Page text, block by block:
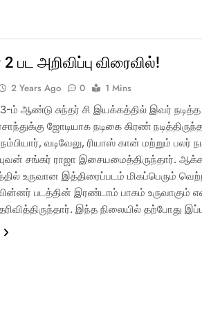
பட அறிவிப்பு விரைவில்!
2 Years Ago 0
1 Mins
ம் ஆண்டு சுந்தர் சி இயக்கத்தில் இவர்
ஜோடியாக நடிகை கிரண்
வடிவேலு, ரியாஸ் கான் மற்றும் பலர்
யுவன் சங்கர் ராஜா இசையமைத்திருந்தார்.
உருவான இத்திரைப்படம் மிகப்பெரும்
படத்தின் இரண்டாம் பாகம் உருவாகும்
இந்த நிலையில் தற்போது